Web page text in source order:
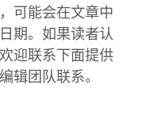
可能会在文章中
期。如果读者认
迎联系下面提供
辑团队联系。